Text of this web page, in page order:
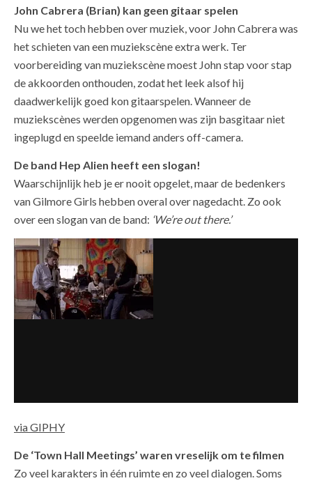
John Cabrera (Brian) kan geen gitaar spelen
Nu we het toch hebben over muziek, voor John Cabrera was
het schieten van een muziekscène extra werk. Ter
voorbereiding van muziekscène moest John stap voor stap
de akkoorden onthouden, zodat het leek alsof hij
daadwerkelijk goed kon gitaarspelen. Wanneer de
muziekscènes werden opgenomen was zijn basgitaar niet
ingeplugd en speelde iemand anders off-camera.
De band Hep Alien heeft een slogan!
Waarschijnlijk heb je er nooit opgelet, maar de bedenkers
van Gilmore Girls hebben overal over nagedacht. Zo ook
over een slogan van de band: ‘We’re out there.’
via GIPHY
De ‘Town Hall Meetings’ waren vreselijk om te filmen
Zo veel karakters in één ruimte en zo veel dialogen. Soms